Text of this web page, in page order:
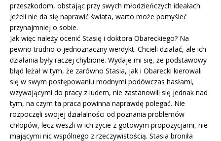
przeszkodom, obstając przy swych młodzieńczych ideałach.
Jeżeli nie da się naprawić świata, warto może pomyśleć
przynajmniej o sobie.
Jak więc należy ocenić Stasię i doktora Obareckiego? Na
pewno trudno o jednoznaczny werdykt. Chcieli działać, ale ich
działania były raczej chybione. Wydaje mi się, że podstawowy
błąd leżał w tym, że zarówno Stasia, jak i Obarecki kierowali
się w swym postępowaniu modnymi podówczas hasłami,
wzywającymi do pracy z ludem, nie zastanowili się jednak nad
tym, na czym ta praca powinna naprawdę polegać. Nie
rozpoczęli swojej działalności od poznania problemów
chłopów, lecz weszli w ich życie z gotowym propozycjami, nie
mającymi nic wspólnego z rzeczywistością. Stasia broniła